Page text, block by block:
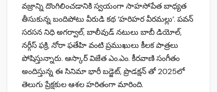
వజ్రాన్ని దొంగిలించడానికి స్వయంగా సాహసోపేత బాధ్యత
తీసుకున్న బందిపోటు వీరుడి కథ ‘హరిహర వీరమల్లు’. పవన్
సరసన నిధి అగర్వాల్, బాలీవుడ్ నటులు బాబీ డియోల్,
నర్గీస్ ఫక్రి, నోరా ఫతేహి వంటి ప్రముఖులు కీలక పాత్రలు
పోషిస్తున్నారు. ఆస్కార్ విజేత ఎం.ఎం. కీరవాణి సంగీతం
అందిస్తున్న ఈ సినిమా భారీ బడ్జెట్, ప్రొడక్షన్ తో 2025లో
తెలుగు ప్రేక్షకుల ఆశల హరితంగా మారింది.